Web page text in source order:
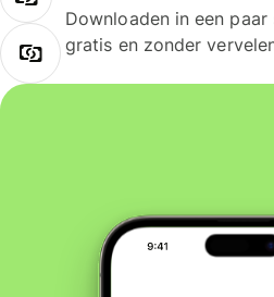
Downloaden in een paar
gratis en zonder